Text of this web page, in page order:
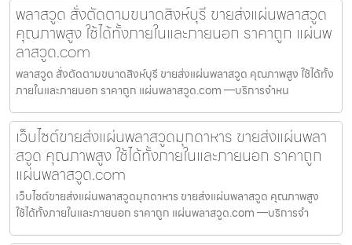
พลาสวูด สั่งตัดตามขนาดสิงห์บุรี ขายส่งแผ่นพลาสวูด
คุณภาพสูง ใช้ได้ทั้งภายในและภายนอก ราคาถูก แผ่นพ
ลาสวูด.com
พลาสวูด สั่งตัดตามขนาดสิงห์บุรี ขายส่งแผ่นพลาสวูด คุณภาพสูง ใช้ได้ทั้ง
ภายในและภายนอก ราคาถูก แผ่นพลาสวูด.com —บริการจำหน
เว็บไซต์ขายส่งแผ่นพลาสวูดมุกดาหาร ขายส่งแผ่นพลา
สวูด คุณภาพสูง ใช้ได้ทั้งภายในและภายนอก ราคาถูก
แผ่นพลาสวูด.com
เว็บไซต์ขายส่งแผ่นพลาสวูดมุกดาหาร ขายส่งแผ่นพลาสวูด คุณภาพสูง
ใช้ได้ทั้งภายในและภายนอก ราคาถูก แผ่นพลาสวูด.com —บริการจำ